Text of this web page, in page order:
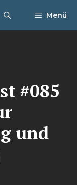
Menü
#085
und